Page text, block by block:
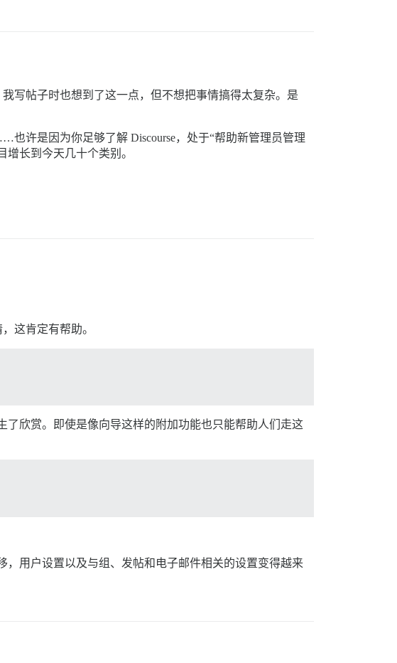
写帖子时也想到了这一点，但不想把事情搞得太复杂。是
许是因为你足够了解 Discourse，处于“帮助新管理员管理
长到今天几十个类别。
这肯定有帮助。
了欣赏。即使是像向导这样的附加功能也只能帮助人们走这
，用户设置以及与组、发帖和电子邮件相关的设置变得越来